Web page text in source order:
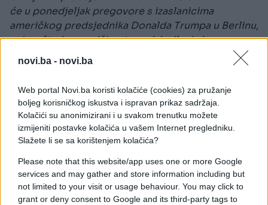
novi.ba - novi.ba
Web portal Novi.ba koristi kolačiće (cookies) za pružanje
boljeg korisničkog iskustva i ispravan prikaz sadržaja.
Kolačići su anonimizirani i u svakom trenutku možete
izmijeniti postavke kolačića u vašem Internet pregledniku.
Slažete li se sa korištenjem kolačića?
Please note that this website/app uses one or more Google
services and may gather and store information including but
not limited to your visit or usage behaviour. You may click to
grant or deny consent to Google and its third-party tags to
će u ponedjeljak pregovore s izaslanicima
američkog predsjednika Donalda Trumpa u Berlinu,
nakon što je američka strana izjavila da je
postignut "veliki napredak" u nastojanjima da se
okonča najsmrtonosniji evropski sukob od Drugog
Zelenski će se ponovo sastati s američkim
izaslanikom Steveom Witkoffom i Trumpovim
zetom Jaredom Kushnerom, nakon pet sati
također održavali sastanke u njemačkoj
prijestolnici tokom dana.